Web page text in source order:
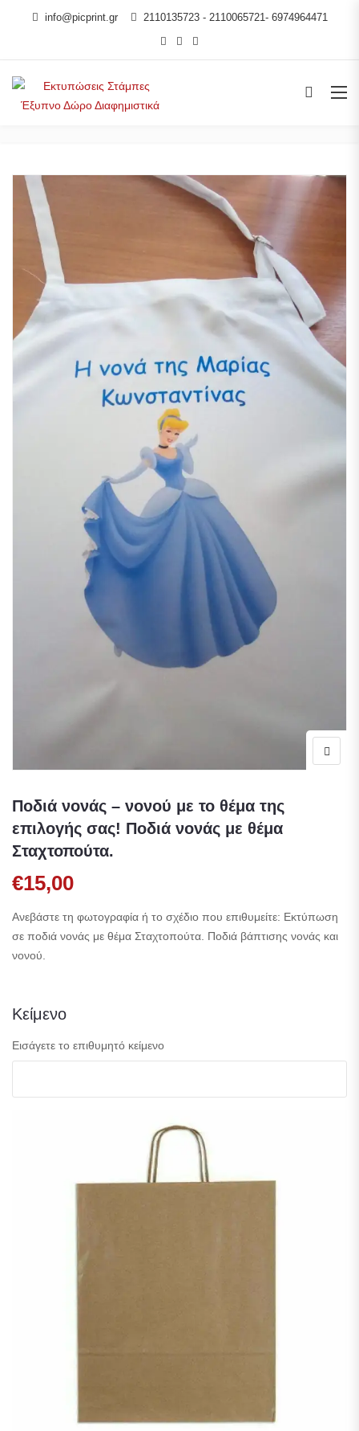
info@picprint.gr 2110135723 - 2110065721- 6974964471
Ποδιά νονάς – νονού με το θέμα της
επιλογής σας! Ποδιά νονάς με θέμα
Σταχτοπούτα.
€15,00
Ανεβάστε τη φωτογραφία ή το σχέδιο που επιθυμείτε: Εκτύπωση
σε ποδιά νονάς με θέμα Σταχτοπούτα. Ποδιά βάπτισης νονάς και
νονού.
Κείμενο
Εισάγετε το επιθυμητό κείμενο